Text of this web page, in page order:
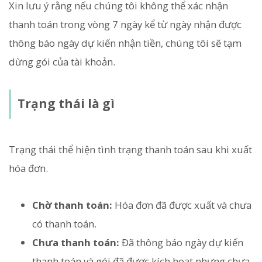
Xin lưu ý rằng nếu chúng tôi không thể xác nhận
thanh toán trong vòng 7 ngày kể từ ngày nhận được
thông báo ngày dự kiến nhận tiền, chúng tôi sẽ tạm
dừng gói của tài khoản.
Trạng thái là gì
Trạng thái thể hiện tình trạng thanh toán sau khi xuất
hóa đơn.
Chờ thanh toán: Hóa đơn đã được xuất và chưa
có thanh toán.
Chưa thanh toán: Đã thông báo ngày dự kiến